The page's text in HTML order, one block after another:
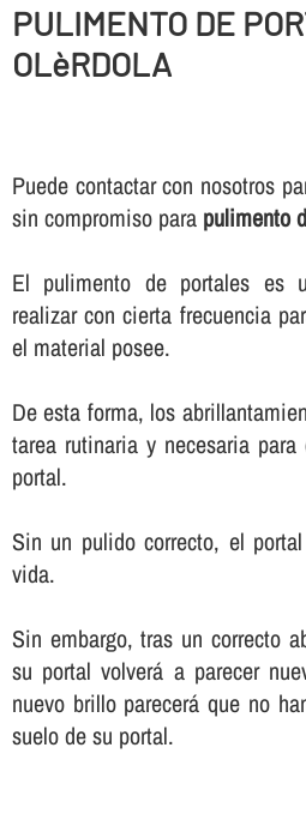
PULIMENTO DE
OLèRDOLA
Puede contactar con nosotros
sin compromiso para pulimento
El pulimento de portales es
realizar con cierta frecuencia
el material posee.
De esta forma, los
tarea rutinaria y necesaria
portal.
Sin un pulido correcto, el
vida.
Sin embargo, tras un correcto
su portal volverá a parecer
nuevo brillo parecerá que no
suelo de su portal.